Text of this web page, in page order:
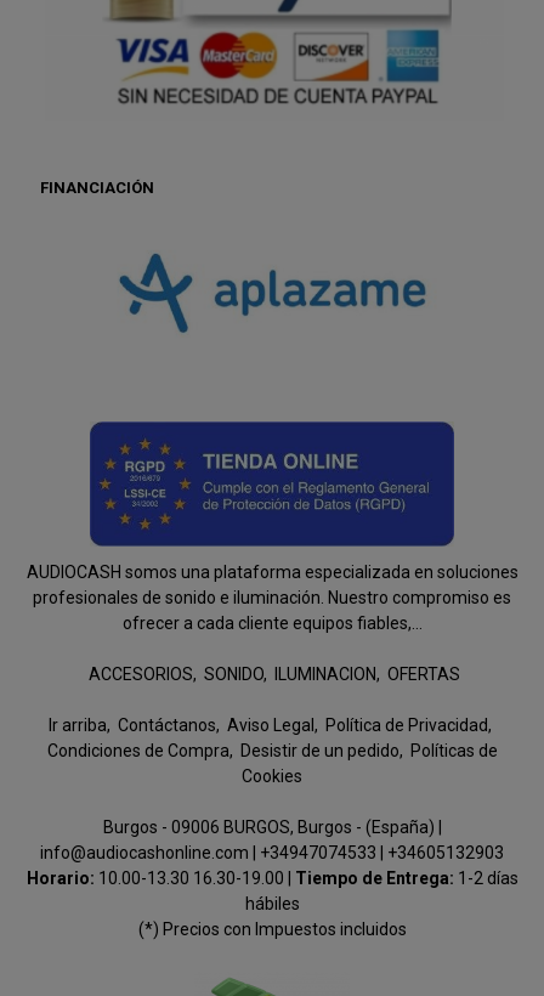
FINANCIACIÓN
AUDIOCASH somos una plataforma especializada en soluciones
profesionales de sonido e iluminación. Nuestro compromiso es
ofrecer a cada cliente equipos fiables,...
ACCESORIOS SONIDO ILUMINACION OFERTAS
Ir arriba Contáctanos Aviso Legal
Política de Privacidad
Condiciones de Compra
Desistir de un pedido
Políticas de
Cookies
Burgos - 09006 BURGOS, Burgos - (España) |
info@audiocashonline.com | +34947074533 | +34605132903
Horario: 10.00-13.30 16.30-19.00 | Tiempo de Entrega: 1-2 días
hábiles
(*) Precios con Impuestos incluidos